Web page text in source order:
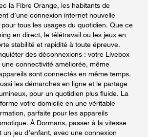
la Fibre Orange, les habitants de
d’une connexion internet nouvelle
tous les usages du quotidien. Que ce
en direct, le télétravail ou les jeux en
stabilité et rapidité à toute épreuve.
des déconnexions : votre Livebox
connectivité améliorée, même
sont connectés en même temps.
les démarches en ligne et le partage
pour un quotidien plus fluide. La
votre domicile en une véritable
parfaite pour les appareils
À Dormans, passer à la vitesse
un jeu d’enfant, avec une connexion